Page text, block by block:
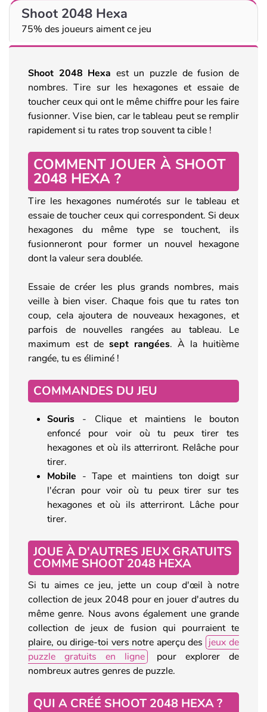
Shoot 2048 Hexa
75% des joueurs aiment ce jeu
Shoot 2048 Hexa est un puzzle de fusion de
nombres. Tire sur les hexagones et essaie de
toucher ceux qui ont le même chiffre pour les faire
fusionner. Vise bien, car le tableau peut se remplir
rapidement si tu rates trop souvent ta cible !
COMMENT JOUER À SHOOT
2048 HEXA ?
Tire les hexagones numérotés sur le tableau et
essaie de toucher ceux qui correspondent. Si deux
hexagones du même type se touchent, ils
fusionneront pour former un nouvel hexagone
dont la valeur sera doublée.
Essaie de créer les plus grands nombres, mais
veille à bien viser. Chaque fois que tu rates ton
coup, cela ajoutera de nouveaux hexagones, et
parfois de nouvelles rangées au tableau. Le
maximum est de sept rangées. À la huitième
rangée, tu es éliminé !
COMMANDES DU JEU
Souris - Clique et maintiens le bouton
enfoncé pour voir où tu peux tirer tes
hexagones et où ils atterriront. Relâche pour
tirer.
Mobile - Tape et maintiens ton doigt sur
l'écran pour voir où tu peux tirer sur tes
hexagones et où ils atterriront. Lâche pour
tirer.
JOUE À D'AUTRES JEUX GRATUITS
COMME SHOOT 2048 HEXA
Si tu aimes ce jeu, jette un coup d'œil à notre
collection de jeux 2048 pour en jouer d'autres du
même genre. Nous avons également une grande
collection de jeux de fusion qui pourraient te
plaire, ou dirige-toi vers notre aperçu des jeux de
puzzle gratuits en ligne
pour explorer de
nombreux autres genres de puzzle.
QUI A CRÉÉ SHOOT 2048 HEXA ?